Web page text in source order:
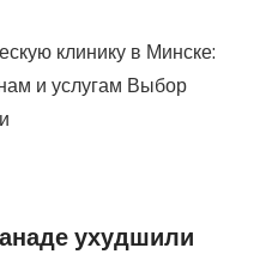
клинику в Минске:
и услугам Выбор
ухудшили